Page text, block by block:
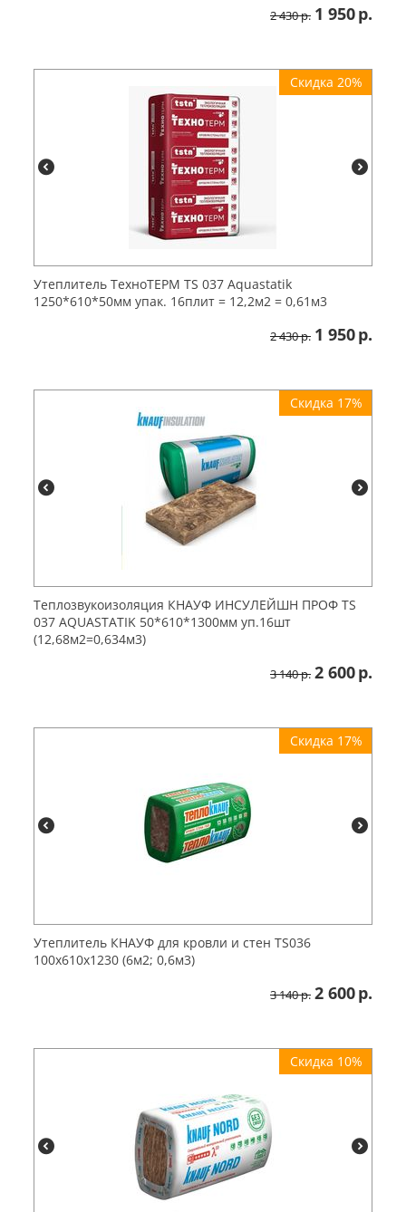
2 430р. 1 950р.
Скидка 20%
Утеплитель ТехноТЕРМ TS 037 Aquastatik
1250*610*50мм упак. 16плит = 12,2м2 = 0,61м3
2 430р. 1 950р.
Скидка 17%
Теплозвукоизоляция КНАУФ ИНСУЛЕЙШН ПРОФ TS
037 AQUASTATIK 50*610*1300мм уп.16шт
(12,68м2=0,634м3)
3 140р. 2 600р.
Скидка 17%
Утеплитель КНАУФ для кровли и стен TS036
100х610х1230 (6м2; 0,6м3)
3 140р. 2 600р.
Скидка 10%